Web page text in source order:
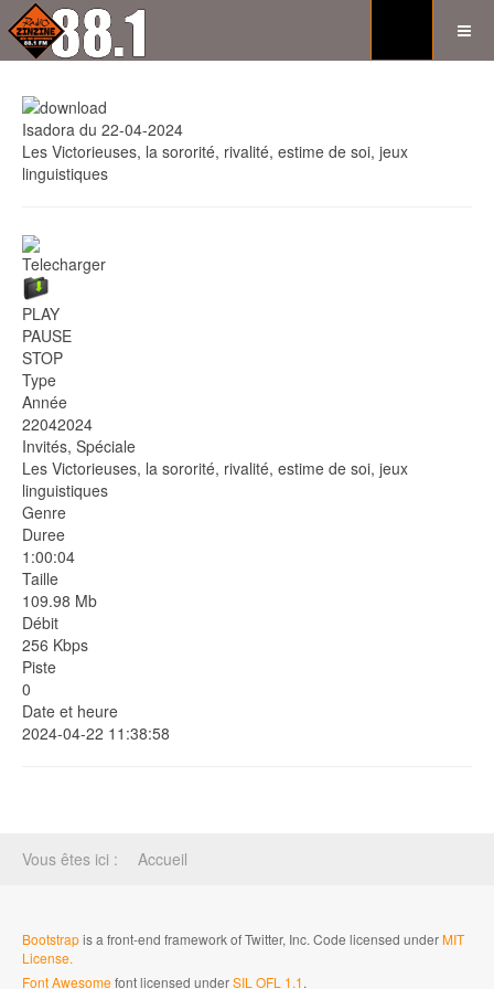
Isadora du 22-04-2024
Les Victorieuses, la sororité, rivalité, estime de soi, jeux
linguistiques
Telecharger
PLAY
PAUSE
STOP
Type
Année
22042024
Invités, Spéciale
Les Victorieuses, la sororité, rivalité, estime de soi, jeux
linguistiques
Genre
Duree
1:00:04
Taille
109.98 Mb
Débit
256 Kbps
Piste
0
Date et heure
2024-04-22 11:38:58
Vous êtes ici : Accueil
Bootstrapis a front-end framework of Twitter, Inc. Code licensed underMIT
License.
Font Awesomefont licensed underSIL OFL 1.1.